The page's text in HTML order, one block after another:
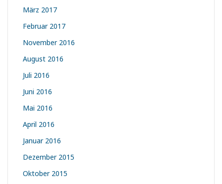
März 2017
Februar 2017
November 2016
August 2016
Juli 2016
Juni 2016
Mai 2016
April 2016
Januar 2016
Dezember 2015
Oktober 2015